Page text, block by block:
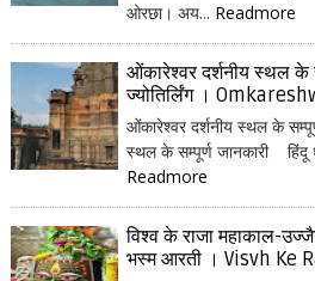
ओरछा। अय... Readmore
ओंकारेश्वर दर्शनीय स्थल के
ज्योतिर्लिंग ।
ओंकारेश्वर दर्शनीय स्थल के
स्थल के सम्पूर्ण जानकारी हिंदू
Readmore
विश्व के राजा महाकाल-
भस्म आरती । Visvh Ke